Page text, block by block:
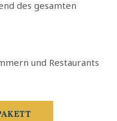
des gesamten
und Restaurants